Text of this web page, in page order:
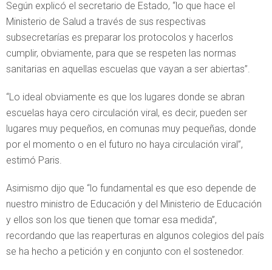
Según explicó el secretario de Estado, “lo que hace el
Ministerio de Salud a través de sus respectivas
subsecretarías es preparar los protocolos y hacerlos
cumplir, obviamente, para que se respeten las normas
sanitarias en aquellas escuelas que vayan a ser abiertas”.
“Lo ideal obviamente es que los lugares donde se abran
escuelas haya cero circulación viral, es decir, pueden ser
lugares muy pequeños, en comunas muy pequeñas, donde
por el momento o en el futuro no haya circulación viral”,
estimó Paris.
Asimismo dijo que “lo fundamental es que eso depende de
nuestro ministro de Educación y del Ministerio de Educación
y ellos son los que tienen que tomar esa medida”,
recordando que las reaperturas en algunos colegios del país
se ha hecho a petición y en conjunto con el sostenedor.